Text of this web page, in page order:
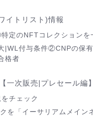
イトリスト)情報
定のNFTコレクションを
|WL付与条件②CNPの保
格者
一次販売|プレセール編
チェック
を「イーサリアムメイン